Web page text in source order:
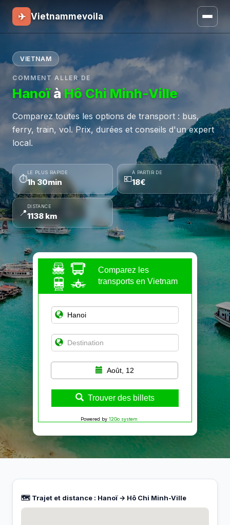
✈ Vietnammevoila
VIETNAM
COMMENT ALLER DE
HanoïàHô Chi Minh-Ville
Comparez toutes les options de transport : bus,
ferry, train, vol. Prix, durées et conseils d'un expert
local.
⏱
LE PLUS RAPIDE
1h 30min 💶
À PARTIR DE
18€
📍
DISTANCE
1138 km
Comparez les
transports en Vietnam
Août, 12
Trouver des billets
Powered by 12Go system
🗺️ Trajet et distance : Hanoï → Hô Chi Minh-Ville